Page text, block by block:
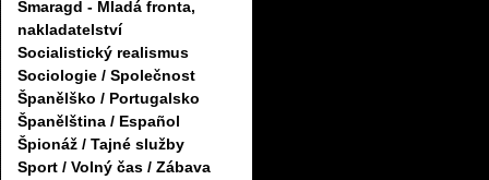
Smaragd - Mladá fronta,
nakladatelství
Socialistický realismus
Sociologie / Společnost
Španělško / Portugalsko
Španělština / Español
Špionáž / Tajné služby
Sport / Volný čas / Zábava